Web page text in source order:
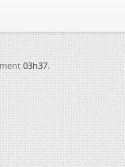
03h37.